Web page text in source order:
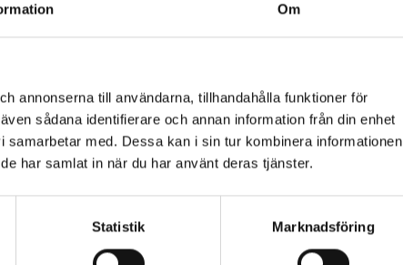
Om
annonserna till användarna, tillhandahålla funktioner för
sådana identifierare och annan information från din enhet
med. Dessa kan i sin tur kombinera informationen
har samlat in när du har använt deras tjänster.
Statistik Marknadsföring
Skogsbärsfil
2,7% 1000g